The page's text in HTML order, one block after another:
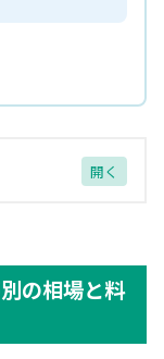
効果と特徴
の相場と料